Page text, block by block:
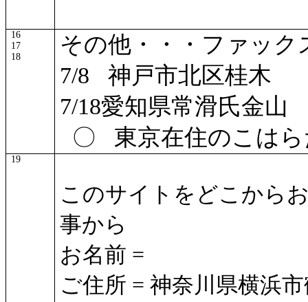
16
17
18
その他・・・ファック
7/8
神戸市北区桂木
7/18愛知県常滑氏金山
〇
東京在住のこは
19
このサイトをどこから
事から
お名前 =
ご住所 = 神奈川県横浜